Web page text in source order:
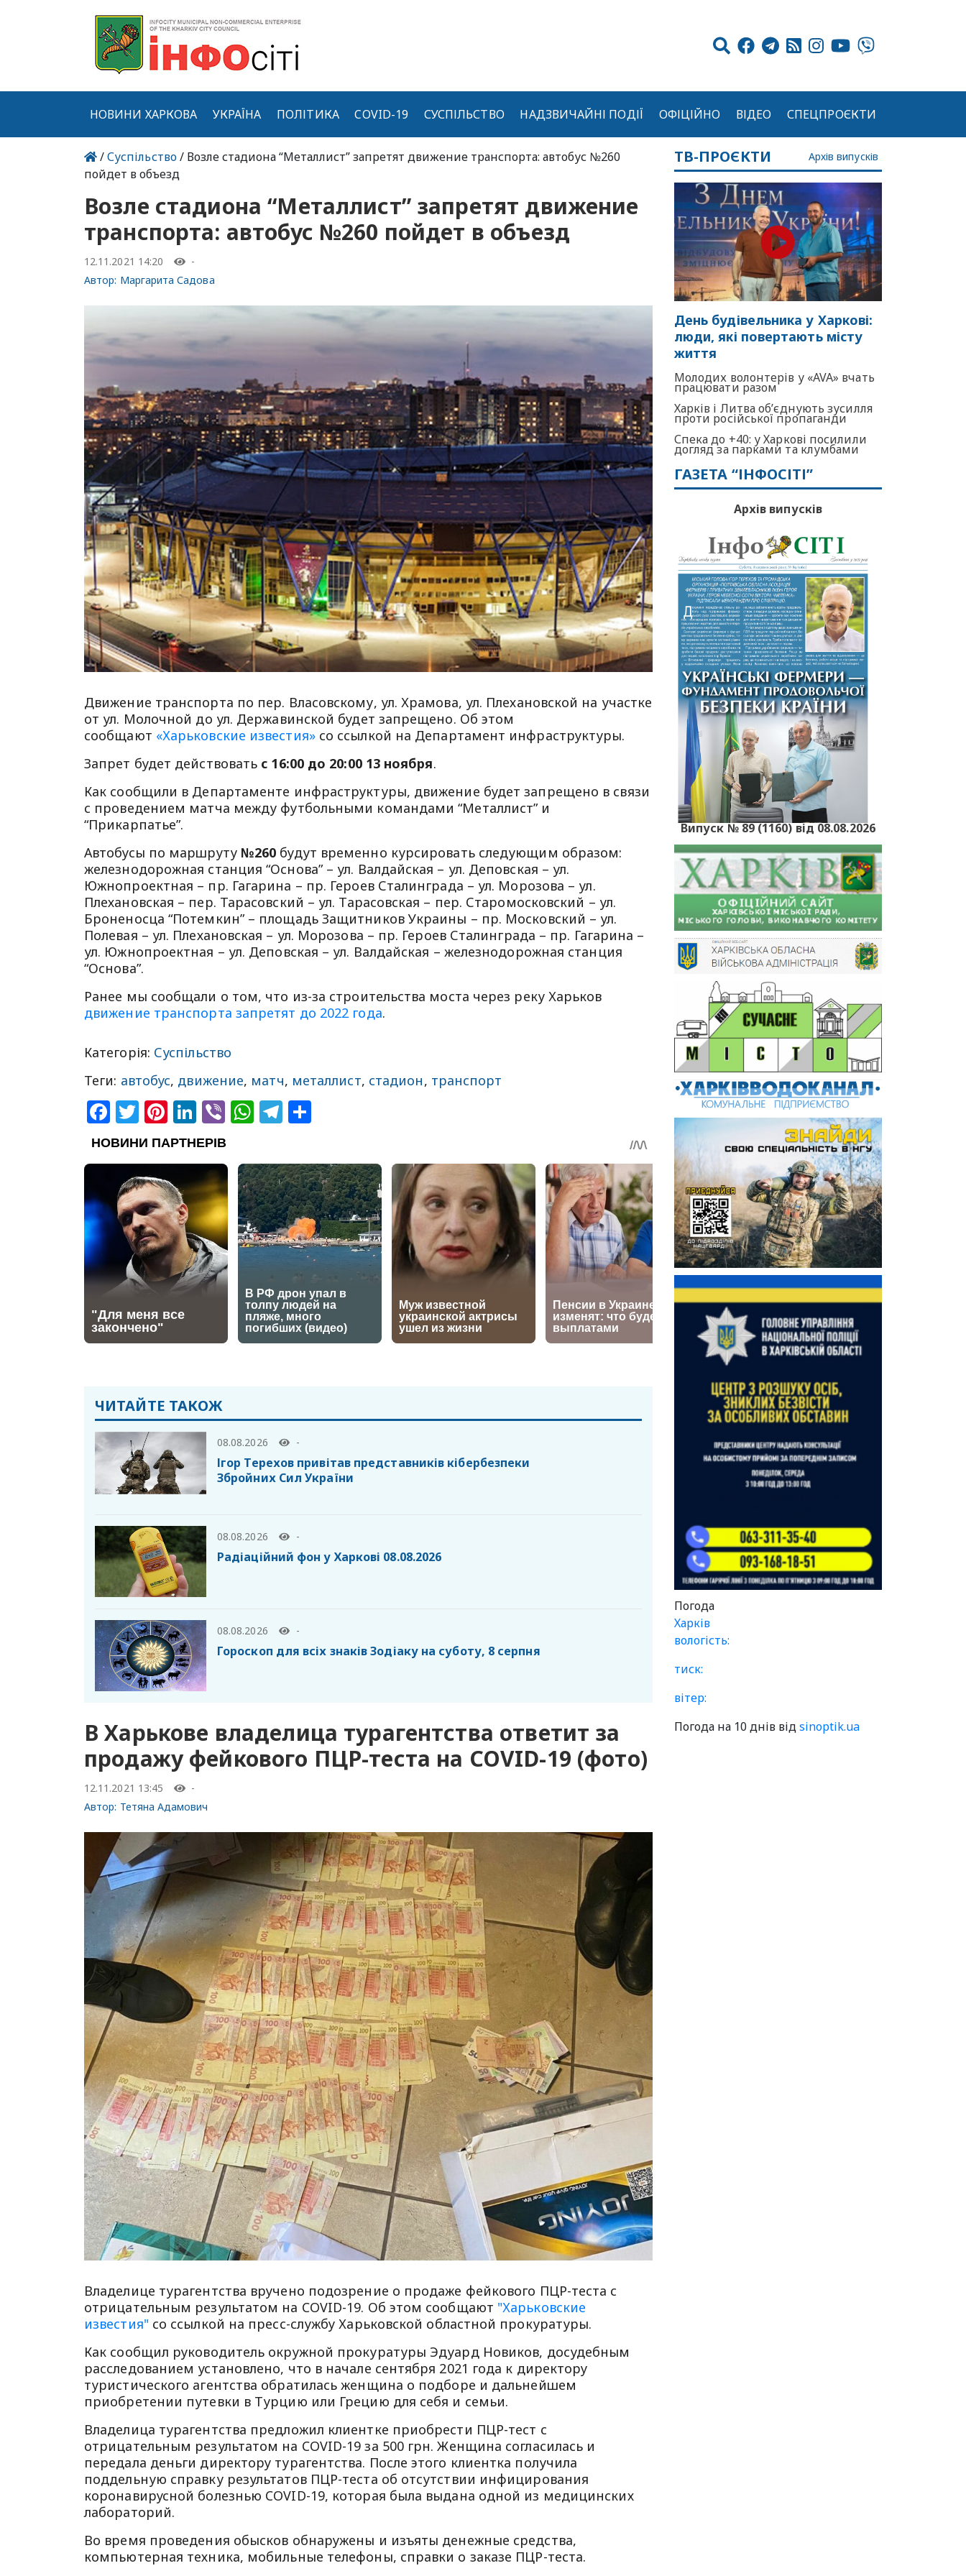
НОВИНИ ХАРКОВА УКРАЇНА ПОЛІТИКА COVID-19 СУСПІЛЬСТВО НАДЗВИЧАЙНІ ПОДІЇ ОФІЦІЙНО ВІДЕО СПЕЦПРОЄКТИ
/Суспільство/ Возле стадиона “Металлист” запретят движение транспорта: автобус №260
пойдет в объезд
Возле стадиона “Металлист” запретят движение
транспорта: автобус №260 пойдет в объезд
12.11.2021 14:20
-
Автор: Маргарита Садова
Движение транспорта по пер. Власовскому, ул. Храмова, ул. Плехановской на участке
от ул. Молочной до ул. Державинской будет запрещено. Об этом
сообщают «Харьковские известия»со ссылкой на Департамент инфраструктуры.
Запрет будет действовать с 16:00 до 20:00 13 ноября.
Как сообщили в Департаменте инфраструктуры, движение будет запрещено в связи
с проведением матча между футбольными командами “Металлист” и
“Прикарпатье”.
Автобусы по маршруту №260 будут временно курсировать следующим образом:
железнодорожная станция “Основа” – ул. Валдайская – ул. Деповская – ул.
Южнопроектная – пр. Гагарина – пр. Героев Сталинграда – ул. Морозова – ул.
Плехановская – пер. Тарасовский – ул. Тарасовская – пер. Старомосковский – ул.
Броненосца “Потемкин” – площадь Защитников Украины – пр. Московский – ул.
Полевая – ул. Плехановская – ул. Морозова – пр. Героев Сталинграда – пр. Гагарина –
ул. Южнопроектная – ул. Деповская – ул. Валдайская – железнодорожная станция
“Основа”.
Ранее мы сообщали о том, что из-за строительства моста через реку Харьков
движение транспорта запретят до 2022 года.
Категорія: Суспільство
Теги: автобус, движение, матч, металлист, стадион, транспорт
Facebook
Twitter
Pinterest
LinkedIn
ViberWhatsApp
Telegram
ЧИТАЙТЕ ТАКОЖ
08.08.2026 -
Ігор Терехов привітав представників кібербезпеки
Збройних Сил України
08.08.2026 -
Радіаційний фон у Харкові 08.08.2026
08.08.2026 -
Гороскоп для всіх знаків Зодіаку на суботу, 8 серпня
В Харькове владелица турагентства ответит за
продажу фейкового ПЦР-теста на COVID-19 (фото)
12.11.2021 13:45
-
Автор: Тетяна Адамович
Владелице турагентства вручено подозрение о продаже фейкового ПЦР-теста с
отрицательным результатом на COVID-19. Об этом сообщают "Харьковские
известия" со ссылкой на пресс-службу Харьковской областной прокуратуры.
Как сообщил руководитель окружной прокуратуры Эдуард Новиков, досудебным
расследованием установлено, что в начале сентября 2021 года к директору
туристического агентства обратилась женщина о подборе и дальнейшем
приобретении путевки в Турцию или Грецию для себя и семьи.
Владелица турагентства предложил клиентке приобрести ПЦР-тест с
отрицательным результатом на COVID-19 за 500 грн. Женщина согласилась и
передала деньги директору турагентства. После этого клиентка получила
поддельную справку результатов ПЦР-теста об отсутствии инфицирования
коронавирусной болезнью COVID-19, которая была выдана одной из медицинских
лабораторий.
Во время проведения обысков обнаружены и изъяты денежные средства,
компьютерная техника, мобильные телефоны, справки о заказе ПЦР-теста.
ТВ-ПРОЄКТИ Архів випусків
День будівельника у Харкові:
люди, які повертають місту
життя
Молодих волонтерів у «AVA» вчать
працювати разом
Харків і Литва об’єднують зусилля
проти російської пропаганди
Спека до +40: у Харкові посилили
догляд за парками та клумбами
ГАЗЕТА “ІНФОСІТІ”
Архів випусків
Випуск № 89 (1160) від 08.08.2026
Погода
Харків
вологість:
тиск:
вітер:
Погода на 10 днів відsinoptik.ua